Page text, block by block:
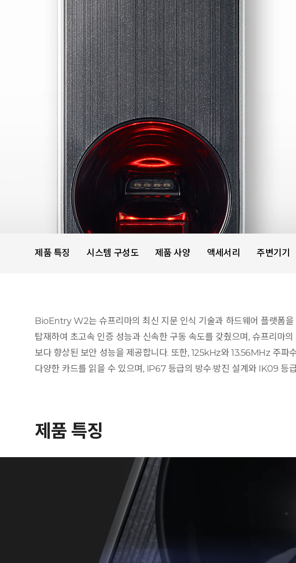
제품 특징 시스템 구성도 제품 사양 액세서리 주변기기
BioEntry W2는 슈프리마의 최신 지문 인식 기술과 하드웨어 플랫폼
탑재하여 초고속 인증 성능과 신속한 구동 속도를 갖췄으며, 슈프리
보다 향상된 보안 성능을 제공합니다. 또한, 125kHz와 13.56MHz 주
다양한 카드를 읽을 수 있으며, IP67 등급의 방수·방진 설계와 IK09 등
제품 특징